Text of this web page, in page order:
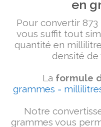
en
Pour convertir
vous suffit tout
quantité en
densité de
La formule
grammes =
Notre
grammes vous